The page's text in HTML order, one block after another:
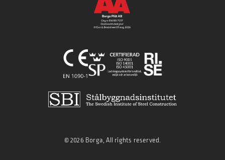
© 2026 Borga, All rights reserved.